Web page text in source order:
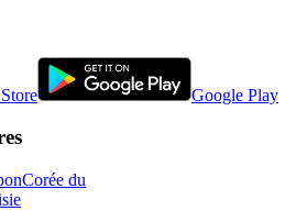
Google Play
Corée du